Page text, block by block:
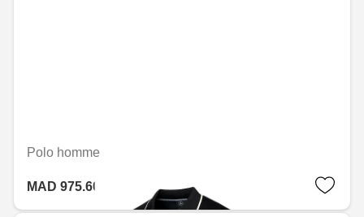
Polo homme
MAD 975.60